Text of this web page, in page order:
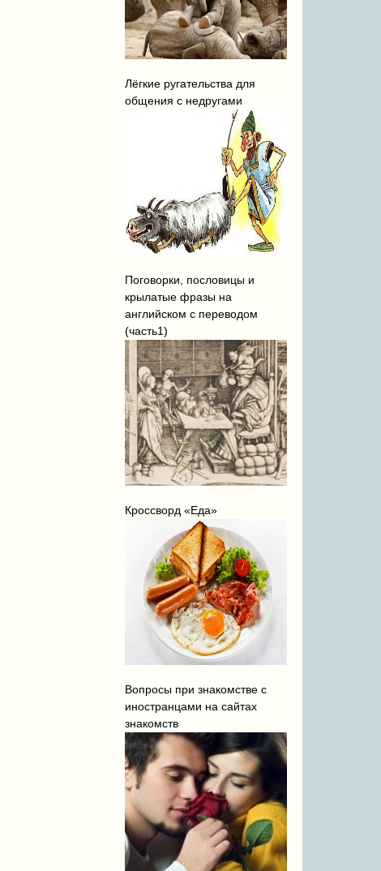
Лёгкие ругательства для
общения с недругами
Поговорки, пословицы и
крылатые фразы на
английском с переводом
(часть1)
Кроссворд «Еда»
Вопросы при знакомстве с
иностранцами на сайтах
знакомств